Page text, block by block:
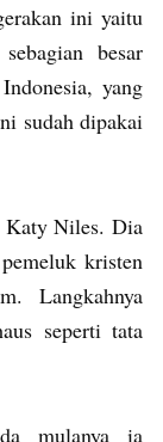
ini yaitu
besar
yang
sudah dipakai
Katy Niles. Dia
kristen
Langkahnya
seperti tata
mulanya ia